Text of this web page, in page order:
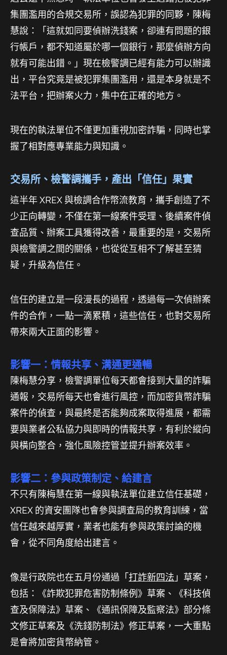
集團濫用的合規交易所，誤認為犯罪的同夥，陳梅
慧說：「這就如同要偵辦洗錢案，卻連有問題的銀
行帳戶，都不知道屬於哪一個銀行，那麼偵辦方向
就有可能出錯。」現在檢警調已經有能力可以辦識
出，平台究竟是被犯罪集團濫用，還是本身就是不
法平台，把辦案火力，集中在正確的地方。
現在的執法單位不僅更加重視加密詐騙，同時也掌
握了相對應專業能力與知識。
交易所、檢警調攜手，產出「信任」果實
這半年 XREX 與檢調合作幣流教育，攜手創造了不
少正向轉變，不僅在第一線案件受理、後續案件偵
查品質、辦案工具獲得改善，最重要的是，交易所
與檢警調之間的關係，也從從互相不了解甚至猜
疑，升級為信任。
信任的建立是一段漫長的過程，透過每一次偵辦案
件的合作，一點一滴累積，這些信任，也對交易所
帶來兩大正面的影響。
影響一：情報共享、溝通更通暢
陳梅慧分享，檢警調單位每天都會接到大量的詐騙
通報，交易所每天也會進行風控，而加密貨幣詐騙
案件的偵查，與最終是否能夠成案取得進展，都需
要與業者公私協力與即時的情報共享，有利於縱向
與橫向整合，強化風險控管並提升辦案效率。
影響二：參與政策制定、給建言
不只有陳梅慧在第一線與執法單位建立信任基礎，
XREX 的資安團隊也會參與調查局的教育訓練，當
信任越來越厚實，業者也能有參與政策討論的機
會，從不同角度給出建言。
像是行政院也在五月份通過「打詐新四法 」草案，
包括：《詐欺犯罪危害防制條例》草案、《科技偵
查及保障法》草案、《通訊保障及監察法》部分條
文修正草案及《洗錢防制法》修正草案，一大重點
是會將加密貨幣納管。